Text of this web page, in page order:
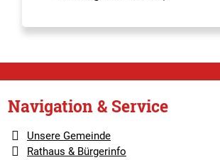
Navigation & Service
Unsere Gemeinde
Rathaus & Bürgerinfo